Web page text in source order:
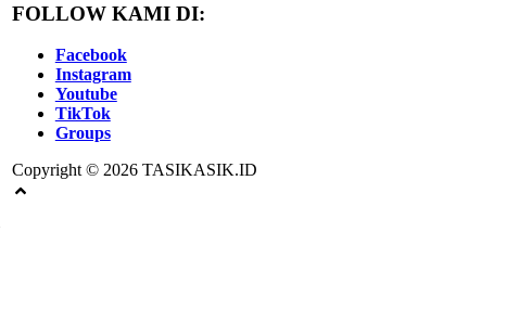
FOLLOW KAMI DI:
Facebook
Instagram
Youtube
TikTok
Groups
Copyright © 2026 TASIKASIK.ID